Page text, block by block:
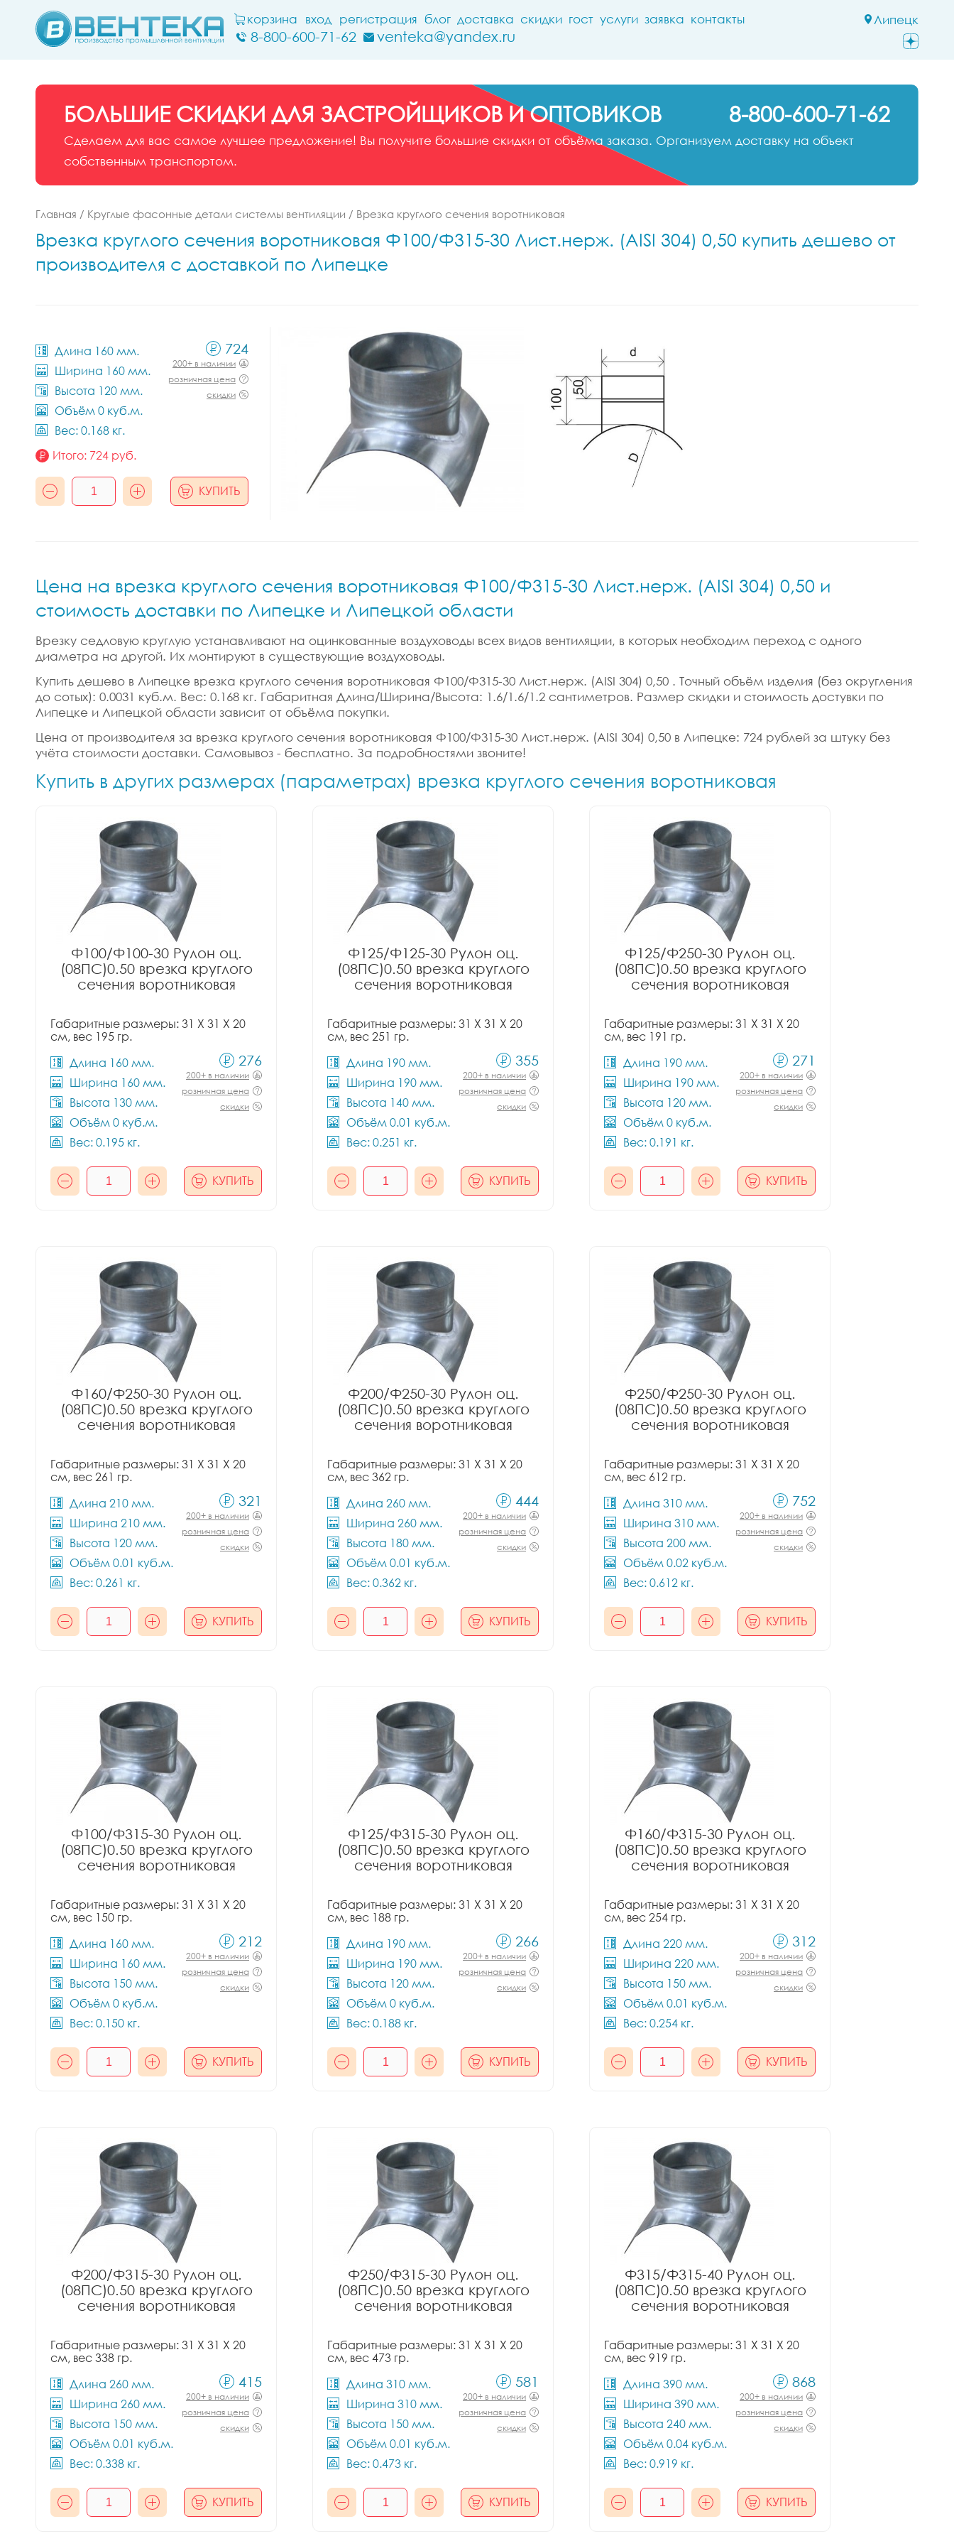
Липецк
корзина вход регистрация блог доставка скидки гост услуги заявка контакты
8-800-600-71-62 venteka@yandex.ru
БОЛЬШИЕ СКИДКИ ДЛЯ ЗАСТРОЙЩИКОВ И ОПТОВИКОВ 8-800-600-71-62
Сделаем для вас самое лучшее предложение! Вы получите большие скидки от объёма заказа. Организуем доставку на объект
собственным транспортом.
Главная / Круглые фасонные детали системы вентиляции / Врезка круглого сечения воротниковая
Врезка круглого сечения воротниковая Ф100/Ф315-30 Лист.нерж. (AISI 304) 0,50 купить дешево от
производителя с доставкой по Липецке
Длина 160 мм.
Ширина 160 мм.
Высота 120 мм.
Объём 0 куб.м.
Вес: 0.168 кг.
724
200+ в наличии
розничная цена
скидки
Итого: 724 руб.
КУПИТЬ
Цена на врезка круглого сечения воротниковая Ф100/Ф315-30 Лист.нерж. (AISI 304) 0,50 и
стоимость доставки по Липецке и Липецкой области
Врезку седловую круглую устанавливают на оцинкованные воздуховоды всех видов вентиляции, в которых необходим переход с одного
диаметра на другой. Их монтируют в существующие воздуховоды.
Купить дешево в Липецке врезка круглого сечения воротниковая Ф100/Ф315-30 Лист.нерж. (AISI 304) 0,50 . Точный объём изделия (без округления
до сотых): 0.0031 куб.м. Вес: 0.168 кг. Габаритная Длина/Ширина/Высота: 1.6/1.6/1.2 сантиметров. Размер скидки и стоимость достувки по
Липецке и Липецкой области зависит от объёма покупки.
Цена от производителя за врезка круглого сечения воротниковая Ф100/Ф315-30 Лист.нерж. (AISI 304) 0,50 в Липецке: 724 рублей за штуку без
учёта стоимости доставки. Самовывоз - бесплатно. За подробностями звоните!
Купить в других размерах (параметрах) врезка круглого сечения воротниковая
Ф100/Ф100-30 Рулон оц.
(08ПС)0.50 врезка круглого
сечения воротниковая
Габаритные размеры: 31 X 31 X 20
см, вес 195 гр.
Длина 160 мм.
Ширина 160 мм.
Высота 130 мм.
Объём 0 куб.м.
Вес: 0.195 кг.
276
200+ в наличии
розничная цена
скидки
КУПИТЬ
Ф125/Ф125-30 Рулон оц.
(08ПС)0.50 врезка круглого
сечения воротниковая
Габаритные размеры: 31 X 31 X 20
см, вес 251 гр.
Длина 190 мм.
Ширина 190 мм.
Высота 140 мм.
Объём 0.01 куб.м.
Вес: 0.251 кг.
355
200+ в наличии
розничная цена
скидки
КУПИТЬ
Ф125/Ф250-30 Рулон оц.
(08ПС)0.50 врезка круглого
сечения воротниковая
Габаритные размеры: 31 X 31 X 20
см, вес 191 гр.
Длина 190 мм.
Ширина 190 мм.
Высота 120 мм.
Объём 0 куб.м.
Вес: 0.191 кг.
271
200+ в наличии
розничная цена
скидки
КУПИТЬ
Ф160/Ф250-30 Рулон оц.
(08ПС)0.50 врезка круглого
сечения воротниковая
Габаритные размеры: 31 X 31 X 20
см, вес 261 гр.
Длина 210 мм.
Ширина 210 мм.
Высота 120 мм.
Объём 0.01 куб.м.
Вес: 0.261 кг.
321
200+ в наличии
розничная цена
скидки
КУПИТЬ
Ф200/Ф250-30 Рулон оц.
(08ПС)0.50 врезка круглого
сечения воротниковая
Габаритные размеры: 31 X 31 X 20
см, вес 362 гр.
Длина 260 мм.
Ширина 260 мм.
Высота 180 мм.
Объём 0.01 куб.м.
Вес: 0.362 кг.
444
200+ в наличии
розничная цена
скидки
КУПИТЬ
Ф250/Ф250-30 Рулон оц.
(08ПС)0.50 врезка круглого
сечения воротниковая
Габаритные размеры: 31 X 31 X 20
см, вес 612 гр.
Длина 310 мм.
Ширина 310 мм.
Высота 200 мм.
Объём 0.02 куб.м.
Вес: 0.612 кг.
752
200+ в наличии
розничная цена
скидки
КУПИТЬ
Ф100/Ф315-30 Рулон оц.
(08ПС)0.50 врезка круглого
сечения воротниковая
Габаритные размеры: 31 X 31 X 20
см, вес 150 гр.
Длина 160 мм.
Ширина 160 мм.
Высота 150 мм.
Объём 0 куб.м.
Вес: 0.150 кг.
212
200+ в наличии
розничная цена
скидки
КУПИТЬ
Ф125/Ф315-30 Рулон оц.
(08ПС)0.50 врезка круглого
сечения воротниковая
Габаритные размеры: 31 X 31 X 20
см, вес 188 гр.
Длина 190 мм.
Ширина 190 мм.
Высота 120 мм.
Объём 0 куб.м.
Вес: 0.188 кг.
266
200+ в наличии
розничная цена
скидки
КУПИТЬ
Ф160/Ф315-30 Рулон оц.
(08ПС)0.50 врезка круглого
сечения воротниковая
Габаритные размеры: 31 X 31 X 20
см, вес 254 гр.
Длина 220 мм.
Ширина 220 мм.
Высота 150 мм.
Объём 0.01 куб.м.
Вес: 0.254 кг.
312
200+ в наличии
розничная цена
скидки
КУПИТЬ
Ф200/Ф315-30 Рулон оц.
(08ПС)0.50 врезка круглого
сечения воротниковая
Габаритные размеры: 31 X 31 X 20
см, вес 338 гр.
Длина 260 мм.
Ширина 260 мм.
Высота 150 мм.
Объём 0.01 куб.м.
Вес: 0.338 кг.
415
200+ в наличии
розничная цена
скидки
КУПИТЬ
Ф250/Ф315-30 Рулон оц.
(08ПС)0.50 врезка круглого
сечения воротниковая
Габаритные размеры: 31 X 31 X 20
см, вес 473 гр.
Длина 310 мм.
Ширина 310 мм.
Высота 150 мм.
Объём 0.01 куб.м.
Вес: 0.473 кг.
581
200+ в наличии
розничная цена
скидки
КУПИТЬ
Ф315/Ф315-40 Рулон оц.
(08ПС)0.50 врезка круглого
сечения воротниковая
Габаритные размеры: 31 X 31 X 20
см, вес 919 гр.
Длина 390 мм.
Ширина 390 мм.
Высота 240 мм.
Объём 0.04 куб.м.
Вес: 0.919 кг.
868
200+ в наличии
розничная цена
скидки
КУПИТЬ